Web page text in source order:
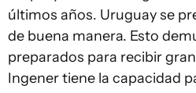
últimos años. Uruguay se
de buena manera. Esto
preparados para recibir
Ingener tiene la capacidad